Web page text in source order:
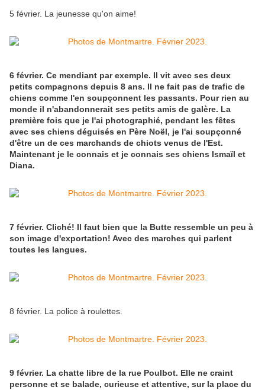
5 février. La jeunesse qu'on aime!
6 février. Ce mendiant par exemple. Il vit avec ses deux
petits compagnons depuis 8 ans. Il ne fait pas de trafic de
chiens comme l'en soupçonnent les passants. Pour rien au
monde il n'abandonnerait ses petits amis de galère. La
première fois que je l'ai photographié, pendant les fêtes
avec ses chiens déguisés en Père Noël, je l'ai soupçonné
d'être un de ces marchands de chiots venus de l'Est.
Maintenant je le connais et je connais ses chiens Ismaïl et
Diana.
7 février. Cliché! Il faut bien que la Butte ressemble un peu à
son image d'exportation! Avec des marches qui parlent
toutes les langues.
8 février. La police à roulettes.
9 février. La chatte libre de la rue Poulbot. Elle ne craint
personne et se balade, curieuse et attentive, sur la place du